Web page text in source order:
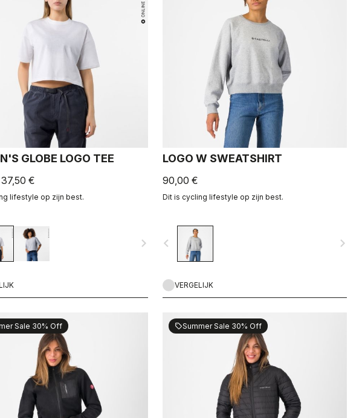
GLOBE LOGO TEE
37,50 €
lifestyle op zijn best.
navigate_next
LOGO W SWEATSHIRT
90,00 €
Dit is cycling lifestyle op zijn best.
navigate_before navigate_next
VERGELIJK
Sale 30% Off sellSummer Sale 30% Off